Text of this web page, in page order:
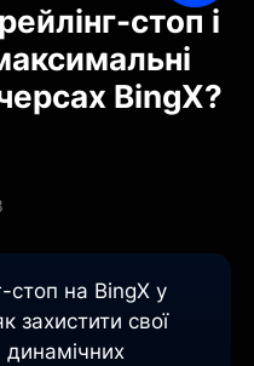
стоп і
BingX?
стоп на BingX у
захистити свої